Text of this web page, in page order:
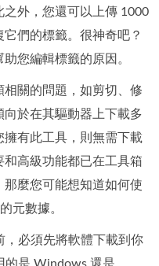
外，您還可以上傳 1000
們的標籤。很神奇吧？
您編輯標籤的原因。
關的問題，如剪切、修
於在其驅動器上下載多
有此工具，則無需下載
高級功能都已在工具箱
麼您可能想知道如何使
元數據。
，必須先將軟體下載到你
的是 Windows 還是